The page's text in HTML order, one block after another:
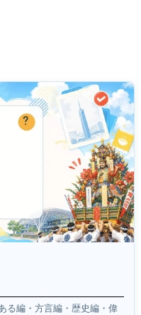
る編・方言編・歴史編・偉